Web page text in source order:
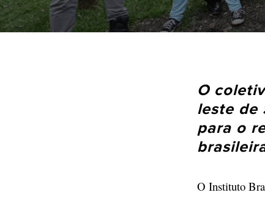
O
leste de
para o
O Instituto